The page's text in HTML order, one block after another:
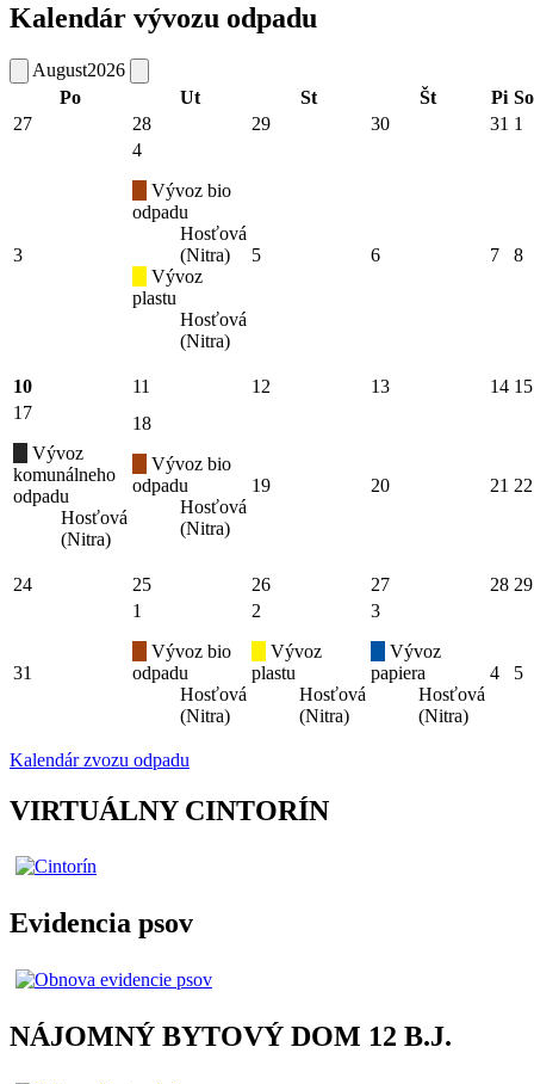
Kalendár vývozu odpadu
August2026
Po
Ut St Št Pi So
27
28 29 30 31 1
3
4
Vývoz bio
odpadu
Hosťová
(Nitra)
Vývoz
plastu
Hosťová
(Nitra)
5 6 7 8
10 11 12 13 14 15
17
Vývoz
komunálneho
odpadu
Hosťová
(Nitra)
18
Vývoz bio
odpadu
Hosťová
(Nitra)
19 20 21 22
24 25 26 27 28 29
31
1
Vývoz bio
odpadu
Hosťová
(Nitra)
2
Vývoz
plastu
Hosťová
(Nitra)
3
Vývoz
papiera
Hosťová
(Nitra)
4 5
Kalendár zvozu odpadu
VIRTUÁLNY CINTORÍN
Evidencia psov
NÁJOMNÝ BYTOVÝ DOM 12 B.J.